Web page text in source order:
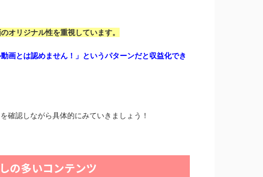
オリジナル性を重視しています。
画とは認めません！」というパターンだと収益化でき
確認しながら具体的にみていきましょう！
の多いコンテンツ